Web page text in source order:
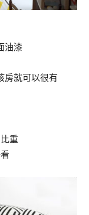
油漆
房就可以很有
重